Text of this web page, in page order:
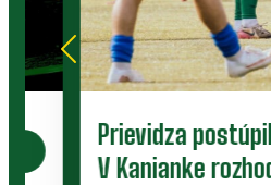
Prievidza postúpila do
V Kanianke rozhodol z